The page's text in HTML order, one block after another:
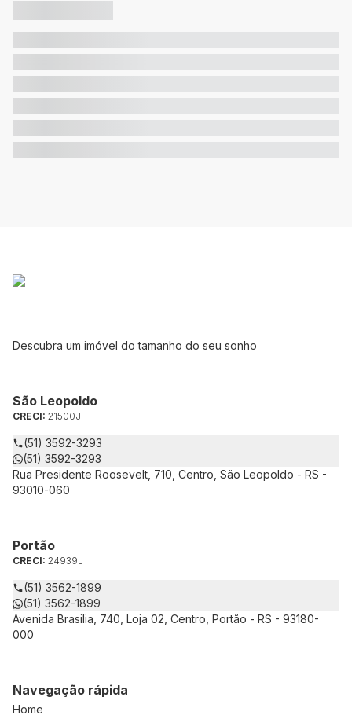
Descubra um imóvel do tamanho do seu sonho
São Leopoldo
CRECI: 21500J
(51) 3592-3293
(51) 3592-3293
Rua Presidente Roosevelt, 710, Centro, São Leopoldo - RS -
93010-060
Portão
CRECI: 24939J
(51) 3562-1899
(51) 3562-1899
Avenida Brasilia, 740, Loja 02, Centro, Portão - RS - 93180-
000
Navegação rápida
Home